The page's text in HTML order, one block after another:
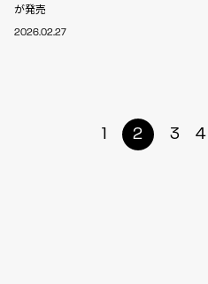
が発売
2026.02.27
1 2 3 4